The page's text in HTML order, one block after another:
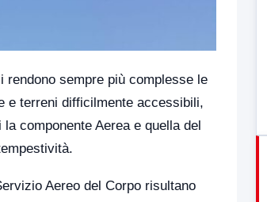
rendono sempre più complesse le
e terreni difficilmente accessibili,
componente Aerea e quella del
Aereo del Corpo risultano